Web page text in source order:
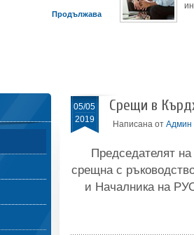
Продължава
05/05
2019
Срещи в
Написана от Админ
Председателят
срещна с
и Началника на